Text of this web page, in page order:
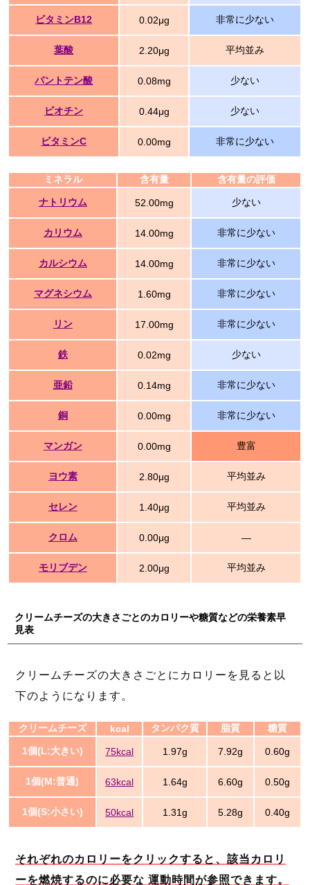
ビタミンB12 0.02μg 非常に少ない
葉酸 2.20μg 平均並み
パントテン酸 0.08mg 少ない
ビオチン 0.44μg 少ない
ビタミンC 0.00mg 非常に少ない
ミネラル 含有量 含有量の評価
ナトリウム 52.00mg 少ない
カリウム 14.00mg 非常に少ない
カルシウム 14.00mg 非常に少ない
マグネシウム 1.60mg 非常に少ない
リン 17.00mg 非常に少ない
鉄 0.02mg 少ない
亜鉛 0.14mg 非常に少ない
銅 0.00mg 非常に少ない
マンガン 0.00mg 豊富
ヨウ素 2.80μg 平均並み
セレン 1.40μg 平均並み
クロム 0.00μg ―
モリブデン 2.00μg 平均並み
クリームチーズの大きさごとのカロリーや糖質などの栄養素早
見表
クリームチーズの大きさごとにカロリーを見ると以
下のようになります。
クリームチーズ kcal タンパク質 脂質 糖質
1個(L:大きい) 75kcal 1.97g 7.92g 0.60g
1個(M:普通) 63kcal 1.64g 6.60g 0.50g
1個(S:小さい) 50kcal 1.31g 5.28g 0.40g
それぞれのカロリーをクリックすると、該当カロリ
ーを燃焼するのに必要な 運動時間が参照できます。